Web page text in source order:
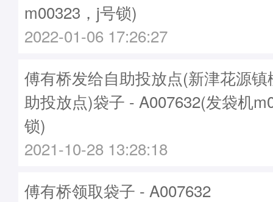
m00323，j号锁)
2022-01-06 17:26:27
傅有桥发给自助投放点(新津花源
助投放点)袋子 - A007632(发袋机
锁)
2021-10-28 13:28:18
傅有桥领取袋子 - A007632